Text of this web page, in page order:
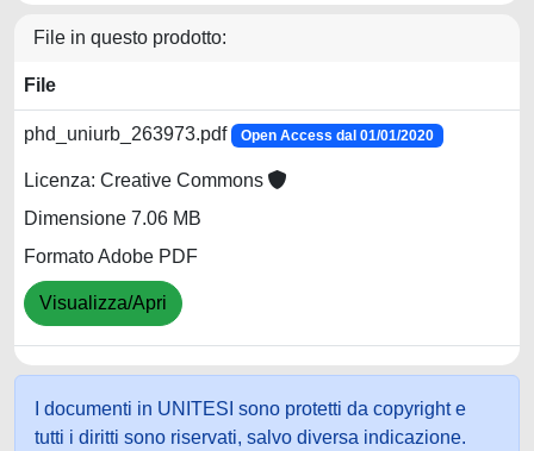
File in questo prodotto:
File
phd_uniurb_263973.pdf Open Access dal 01/01/2020
Licenza: Creative Commons
Dimensione 7.06 MB
Formato Adobe PDF
Visualizza/Apri
I documenti in UNITESI sono protetti da copyright e
tutti i diritti sono riservati, salvo diversa indicazione.